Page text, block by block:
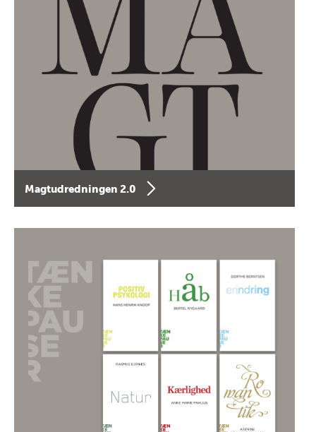
Magtudredningen 2.0